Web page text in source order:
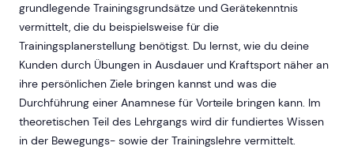
grundlegende Trainingsgrundsätze und Gerätekenntnis
vermittelt, die du beispielsweise für die
Trainingsplanerstellung benötigst. Du lernst, wie du deine
Kunden durch Übungen in Ausdauer und Kraftsport näher an
ihre persönlichen Ziele bringen kannst und was die
Durchführung einer Anamnese für Vorteile bringen kann. Im
theoretischen Teil des Lehrgangs wird dir fundiertes Wissen
in der Bewegungs- sowie der Trainingslehre vermittelt.